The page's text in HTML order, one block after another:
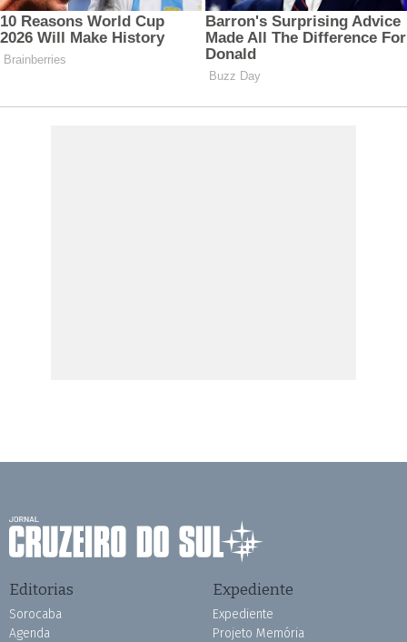
Editorias
Sorocaba
Agenda
Expediente
Expediente
Projeto Memória